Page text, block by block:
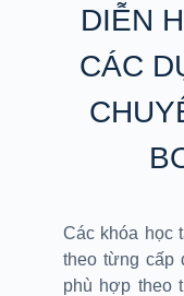
DIỄN
CÁC
Các khóa học
theo từng cấp
phù hợp theo